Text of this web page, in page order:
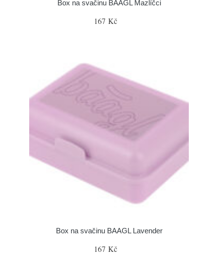
Box na svačinu BAAGL Mazlíčci
167 Kč
Box na svačinu BAAGL Lavender
167 Kč